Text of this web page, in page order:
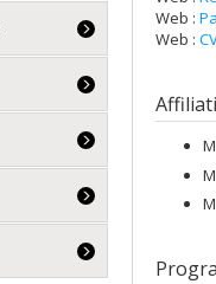
Web :
Web :